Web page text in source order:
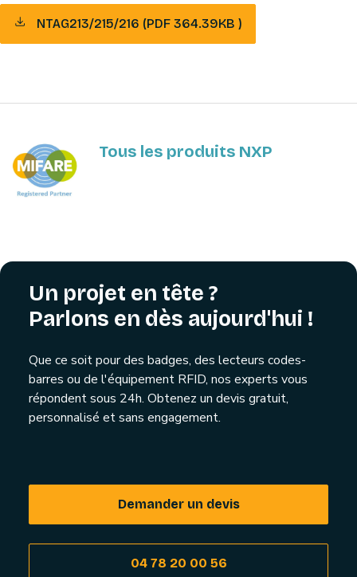
NTAG213/215/216 (PDF 364.39KB )
Tous les produits NXP
Un projet en tête ?
Parlons en dès aujourd'hui !
Que ce soit pour des badges, des lecteurs codes-
barres ou de l'équipement RFID, nos experts vous
répondent sous 24h. Obtenez un devis gratuit,
personnalisé et sans engagement.
Demander un devis
04 78 20 00 56